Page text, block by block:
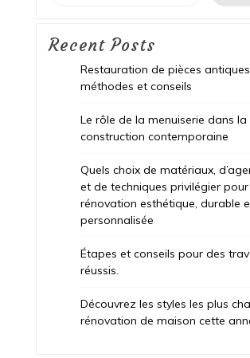
Recent Posts
Restauration de pièces
méthodes et conseils
Le rôle de la menuiserie dans la
construction contemporaine
Quels choix de matériaux,
et de techniques privilégier pour
rénovation esthétique, durable
personnalisée
Étapes et conseils pour des
réussis.
Découvrez les styles les plus
rénovation de maison cette